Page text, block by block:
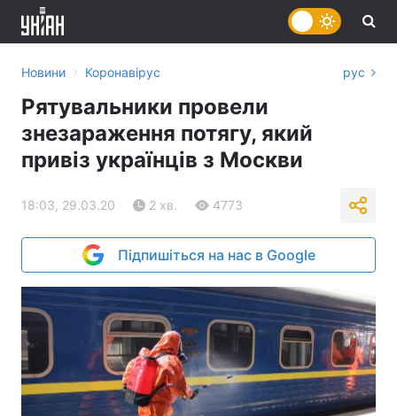
Новини › Коронавірус рус
Рятувальники провели
знезараження потягу, який
привіз українців з Москви
18:03, 29.03.20 2 хв. 4773
Підпишіться на нас в Google